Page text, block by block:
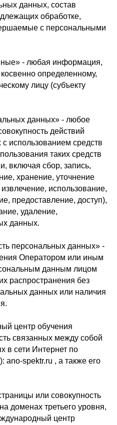
данных, состав
обработке,
с персональными
- любая информация,
определенному,
лицу (субъекту
данных» - любое
действий
использованием средств
таких средств
включая сбор, запись,
хранение, уточнение
использование,
предоставление, доступ),
удаление,
данных.
персональных данных» -
Оператором или иным
данным лицом
распространения без
данных или наличия
центр обучения
связанных между собой
в сети Интернет по
ano-spektr.ru , а также его
или совокупность
доменах третьего уровня,
центр